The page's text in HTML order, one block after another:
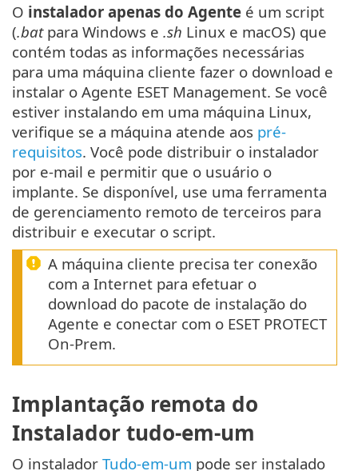
O instalador apenas do Agente é um script
(.batpara Windows e .sh Linux e macOS) que
contém todas as informações necessárias
para uma máquina cliente fazer o download e
instalar o Agente ESET Management. Se você
estiver instalando em uma máquina Linux,
verifique se a máquina atende aos pré-
requisitos. Você pode distribuir o instalador
por e-mail e permitir que o usuário o
implante. Se disponível, use uma ferramenta
de gerenciamento remoto de terceiros para
distribuir e executar o script.
A máquina cliente precisa ter conexão
com a Internet para efetuar o
download do pacote de instalação do
Agente e conectar com o ESET PROTECT
On-Prem.
Implantação remota do
Instalador tudo-em-um
O instalador Tudo-em-um pode ser instalado